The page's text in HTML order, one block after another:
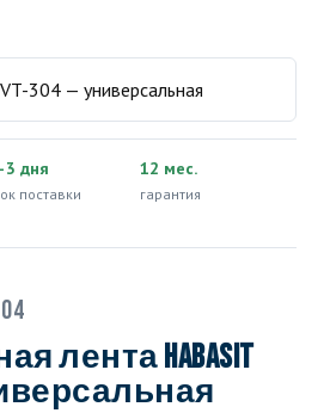
дня
поставки
12 мес.
гарантия
лента Habasit